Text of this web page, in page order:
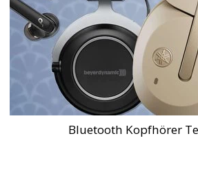
Bluetooth Kopfhörer